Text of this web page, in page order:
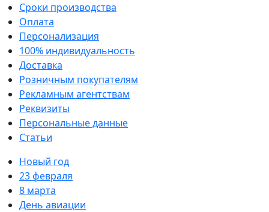
Сроки производства
Оплата
Персонализация
100% индивидуальность
Доставка
Розничным покупателям
Рекламным агентствам
Реквизиты
Персональные данные
Статьи
Новый год
23 февраля
8 марта
День авиации